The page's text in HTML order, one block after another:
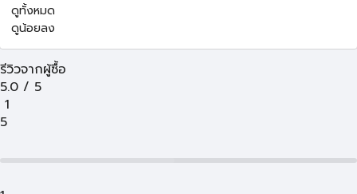
ดูทั้งหมด
ดูน้อยลง
รีวิวจากผู้ซื้อ
5.0 / 5
1
5